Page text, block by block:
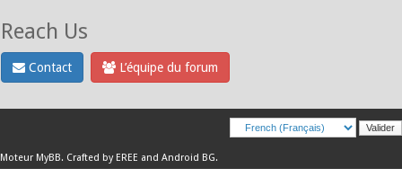
Reach Us
Contact L’équipe du forum
Moteur MyBB. Crafted by EREE and Android BG.